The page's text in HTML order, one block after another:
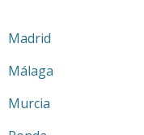
Madrid
Málaga
Murcia